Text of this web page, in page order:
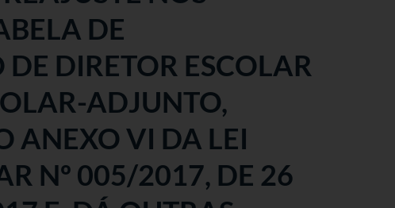
DE
DIRETOR ESCOLAR
ADJUNTO,
ANEXO VI DA LEI
Nº 005/2017, DE 26